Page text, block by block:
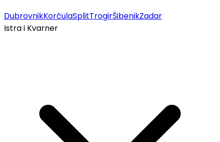
DubrovnikKorčulaSplitTrogirŠibenikZadar
Istra i Kvarner